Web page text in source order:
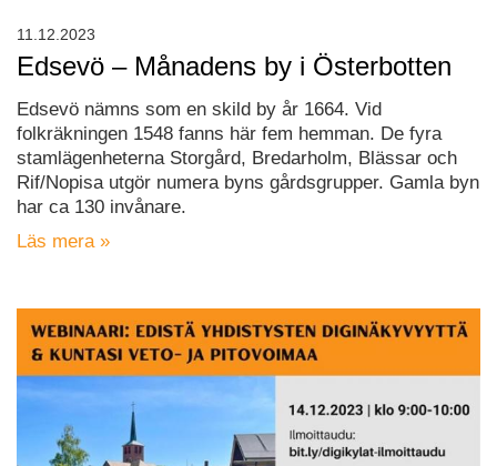
Edsevö – Månadens by i Österbotten
Edsevö nämns som en skild by år 1664. Vid
folkräkningen 1548 fanns här fem hemman. De fyra
stamlägenheterna Storgård, Bredarholm, Blässar och
Rif/Nopisa utgör numera byns gårdsgrupper. Gamla byn
har ca 130 invånare.
Läs mera »
11.12.2023